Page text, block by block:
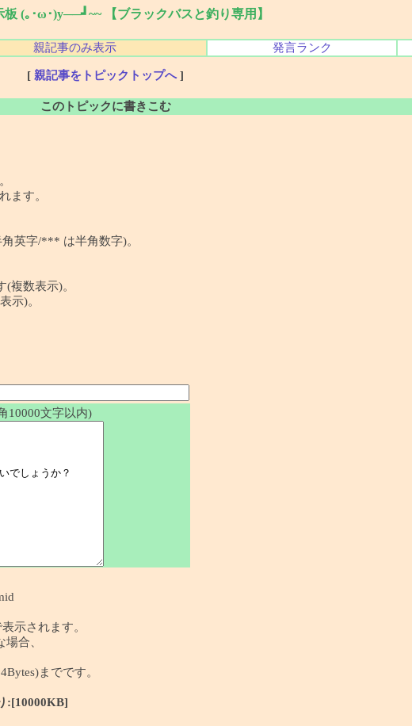
板 (｡･ω･)y──┛~~ 【ブラックバスと釣り専用】
親記事のみ表示 発言ランク
[ 親記事をトピックトップへ]
このトピックに書きこむ
ます。
英字/*** は半角数字)。
複数表示)。
示)。
10000文字以内)
示されます。
合、
までです。
:[10000KB]